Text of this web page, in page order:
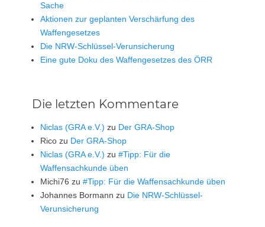
Sache
Aktionen zur geplanten Verschärfung des
Waffengesetzes
Die NRW-Schlüssel-Verunsicherung
Eine gute Doku des Waffengesetzes des ÖRR
Die letzten Kommentare
Niclas (GRA e.V.) zu Der GRA-Shop
Rico zu Der GRA-Shop
Niclas (GRA e.V.) zu #Tipp: Für die
Waffensachkunde üben
Michi76 zu #Tipp: Für die Waffensachkunde üben
Johannes Bormann zu Die NRW-Schlüssel-
Verunsicherung